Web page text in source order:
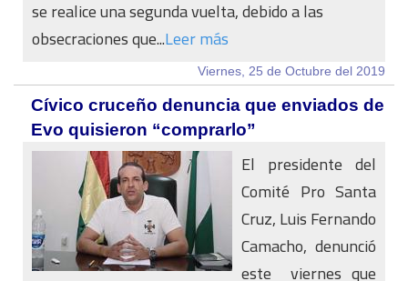
se realice una segunda vuelta, debido a las
obsecraciones que...Leer más
Viernes, 25 de Octubre del 2019
Cívico cruceño denuncia que enviados de
Evo quisieron “comprarlo”
El presidente del
Comité Pro Santa
Cruz, Luis Fernando
Camacho, denunció
este viernes que